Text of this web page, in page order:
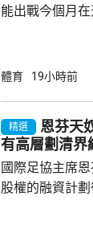
能出戰今個月
養。經過綜合評
態。祝願國家
痊愈之後，再次踏上賽場
家女排訓練，
體育 19小時前
精選
恩芬天
有高層劃清界
國際足協主席
股權的融資計